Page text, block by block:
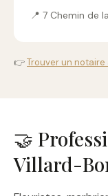
📍 7 Chemin de
👉Trouver un
🤝
Villard-